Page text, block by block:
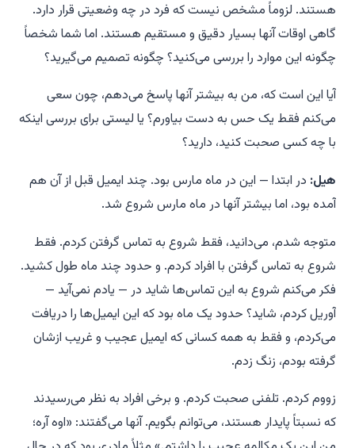
هستند. لزوماً مشخص نیست که فرد در چه وضعیتی قرار دارد.
گاهی اوقات آنها بسیار دقیق و مستقیم هستند. اما شما شخصاً
چگونه این موارد را بررسی می‌کنید؟ چگونه تصمیم می‌گیرید؟
آیا این است که، من به بیشتر آنها پاسخ می‌دهم، چون سعی
می‌کنم فقط یک حس به دست بیاورم؟ یا لیستی برای بررسی اینکه
با چه کسی صحبت کنید، دارید؟
هیل: در ابتدا — این در ماه مارس بود. چند ایمیل قبل از آن هم
آمده بود، اما بیشتر آنها در ماه مارس شروع شد.
متوجه شدم، می‌دانید، فقط شروع به تماس گرفتن کردم. فقط
شروع به تماس گرفتن با افراد کردم. و حدود چند ماه طول کشید.
فکر می‌کنم شروع به این تماس‌ها شاید در — یادم نمی‌آید —
آوریل کردم، شاید؟ حدود یک ماه بود که این ایمیل‌ها را دریافت
می‌کردم، و فقط به همه کسانی که ایمیل عجیب و غریب ازشان
گرفته بودم، زنگ زدم.
زووم کردم. تلفنی صحبت کردم. و برخی افراد به نظر می‌رسیدند
که نسبتاً پایدار هستند، می‌توانم بگویم. آنها می‌گفتند: «اوه آره؛